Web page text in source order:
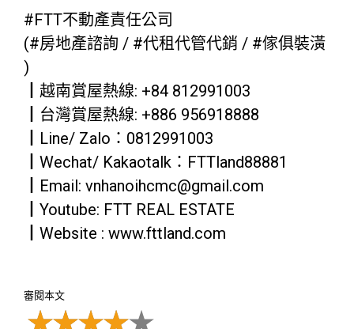
#FTT不動產責任公司
(#房地產諮詢 / #代租代管代銷 / #傢俱裝潢
)
┃越南賞屋熱線: +84 812991003
┃台灣賞屋熱線: +886 956918888
┃Line/ Zalo：0812991003
┃Wechat/ Kakaotalk：FTTland88881
┃Email: vnhanoihcmc@gmail.com
┃Youtube: FTT REAL ESTATE
┃Website : www.fttland.com
審閱本文